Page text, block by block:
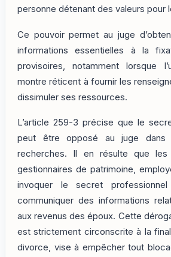
personne détenant des valeurs pour
Ce pouvoir permet au juge
informations essentielles à la
provisoires, notamment lorsque
montre réticent à fournir les
dissimuler ses ressources.
L’article 259-3 précise que le
peut être opposé au juge
recherches. Il en résulte que
gestionnaires de patrimoine,
invoquer le secret
communiquer des informations
aux revenus des époux. Cette
est strictement circonscrite à la
divorce, vise à empêcher tout